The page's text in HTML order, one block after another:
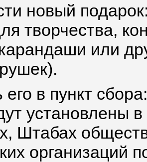
новый
творчества,
или
его в пункт
установлены
Штабах
организаций